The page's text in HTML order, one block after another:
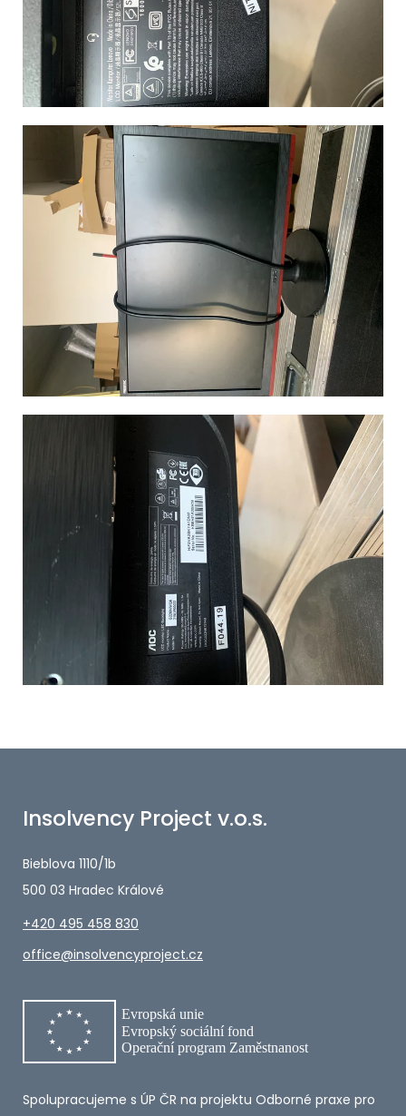
Insolvency Project v.o.s.
Bieblova 1110/1b
500 03 Hradec Králové
+420 495 458 830
office@insolvencyproject.cz
Spolupracujeme s ÚP ČR na projektu Odborné praxe pro